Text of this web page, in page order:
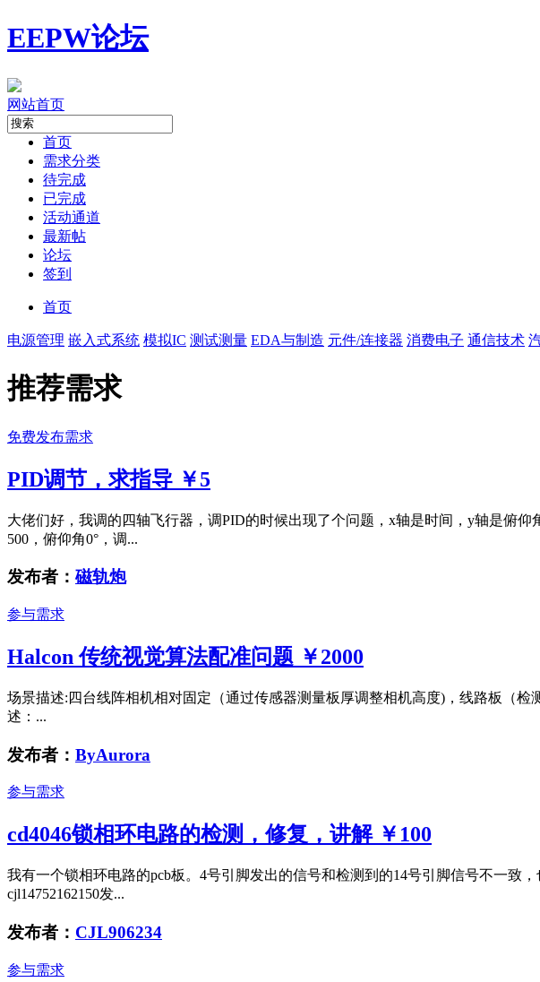
EEPW论坛
网站首页
首页
需求分类
待完成
已完成
活动通道
最新帖
论坛
签到
首页
电源管理 嵌入式系统 模拟IC 测试测量 EDA与制造 元件/连接器 消费电子 通信技术
推荐需求
免费发布需求
PID调节，求指导 ￥5
大佬们好，我调的四轴飞行器，调PID的时候出现了个问题，x轴是时间，y轴是俯
500，俯仰角0°，调...
发布者：磁轨炮
参与需求
Halcon 传统视觉算法配准问题 ￥2000
场景描述:四台线阵相机相对固定（通过传感器测量板厚调整相机高度)，线路板（
述：...
发布者： ByAurora
参与需求
cd4046锁相环电路的检测，修复，讲解 ￥100
我有一个锁相环电路的pcb板。4号引脚发出的信号和检测到的14号引脚信号不一致
cjl14752162150发...
发布者： CJL906234
参与需求